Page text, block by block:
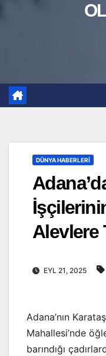
DÜNYA HABERLERI
Alevlere
EYL 21, 2025
Adana’nın
Mahallesi’nde
barındığı